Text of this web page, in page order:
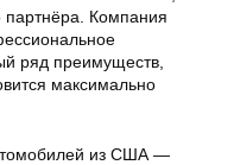
партнёра. Компания
ряд преимуществ,
максимально
из США —